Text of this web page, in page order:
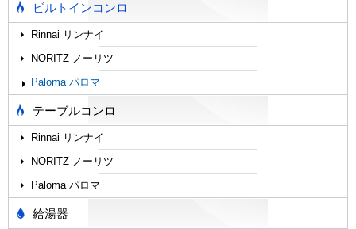
ビルトインコンロ
Rinnai リンナイ
NORITZ ノーリツ
Paloma パロマ
テーブルコンロ
Rinnai リンナイ
NORITZ ノーリツ
Paloma パロマ
給湯器